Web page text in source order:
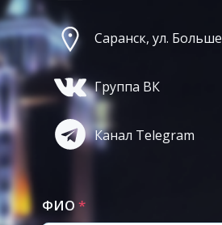
Саранск, ул.
Группа ВК
Канал Telegram
ФИО *